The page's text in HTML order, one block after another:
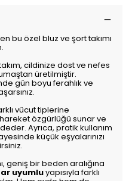
bu özel bluz ve şort takımı
cildinize dost ve nefes
üretilmiştir.
gün boyu ferahlık ve
vücut tiplerine
özgürlüğü sunar ve
Ayrıca, pratik kullanım
küçük eşyalarınızı
geniş bir beden aralığına
uyumluyapısıyla farklı